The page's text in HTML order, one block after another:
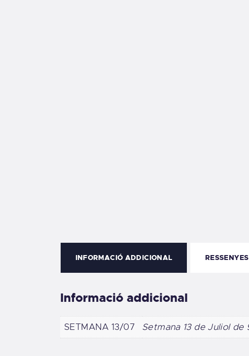
INFORMACIÓ ADDICIONAL
Informació addicional
SETMANA 13/07 Setmana 13 de Juliol de